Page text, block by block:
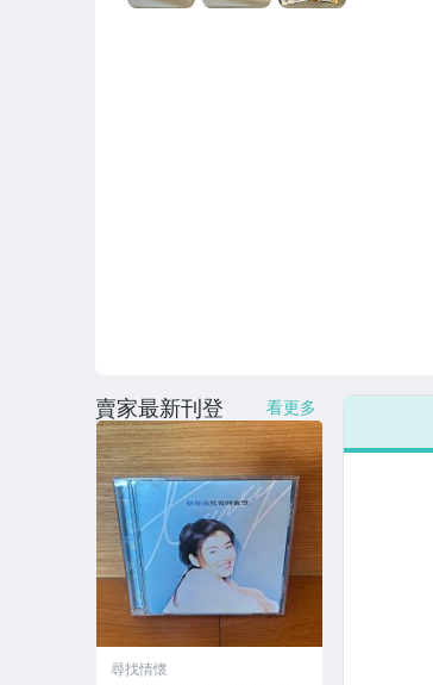
賣家最新刊登 看更多
尋找情懷